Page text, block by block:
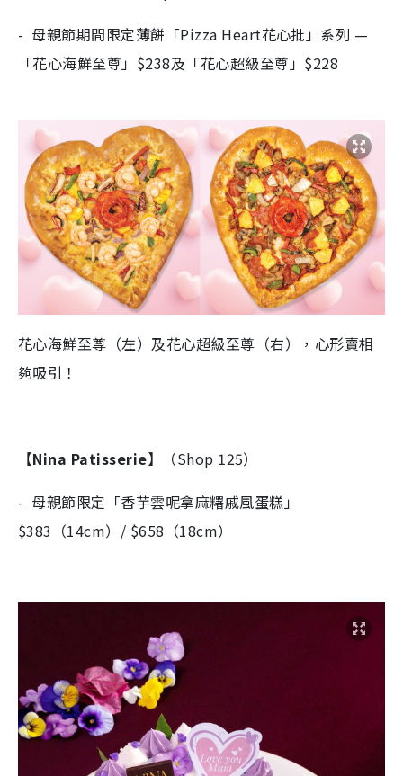
- 母親節期間限定薄餅「Pizza Heart花心批」系列 —
「花心海鮮至尊」$238及「花心超級至尊」$228
花心海鮮至尊（左）及花心超級至尊（右），心形賣相
夠吸引！
【Nina Patisserie】（Shop 125）​
- 母親節限定「香芋雲呢拿麻糬戚風蛋糕」
$383（14cm）/ $658（18cm）